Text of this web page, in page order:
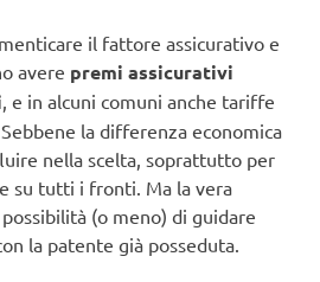
il fattore assicurativo e
avere premi assicurativi
, e in alcuni comuni anche tariffe
la differenza economica
nella scelta, soprattutto per
su tutti i fronti. Ma la vera
(o meno) di guidare
la patente già posseduta.